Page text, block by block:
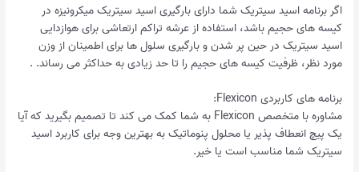
اگر برنامه اسید سیتریک شما دارای بارگیری اسید سیتریک میکرونیزه در
کیسه های حجیم باشد، استفاده از عرشه تراکم ارتعاشی برای هوازدایی
اسید سیتریک در حین پر شدن و بارگیری سلول ها برای اطمینان از وزن
مورد نظر، ظرفیت کیسه های حجیم را تا حد زیادی به حداکثر می رساند. .
برنامه های کاربردی Flexicon:
مشاوره با متخصص Flexicon به شما کمک می کند تا تصمیم بگیرید که آیا
یک پیچ انعطاف پذیر یا محلول پنوماتیک به بهترین وجه برای کاربرد اسید
سیتریک شما مناسب است یا خیر.